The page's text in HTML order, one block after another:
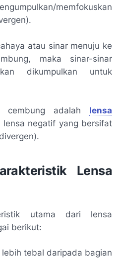
memfokuskan
atau sinar menuju ke
maka sinar-sinar
dikumpulkan untuk
cembung adalah lensa
lensa negatif yang bersifat
Lensa
utama dari lensa
berikut:
tebal daripada bagian